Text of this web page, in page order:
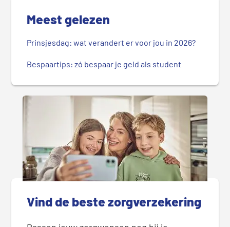
Meest gelezen
Prinsjesdag: wat verandert er voor jou in 2026?
Bespaartips: zó bespaar je geld als student
Vind de beste zorgverzekering